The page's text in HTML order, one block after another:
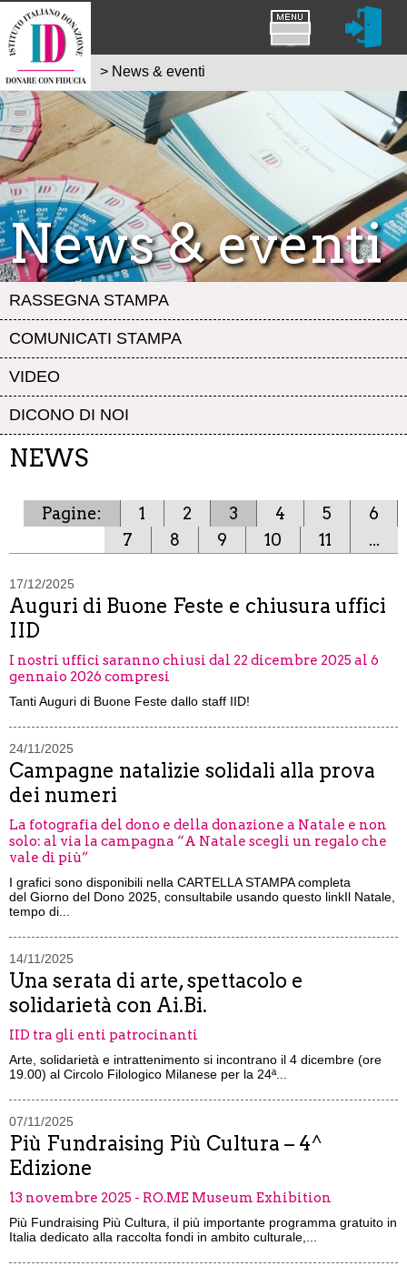
News & eventi
RASSEGNA STAMPA
COMUNICATI STAMPA
VIDEO
DICONO DI NOI
> News & eventi
NEWS
Pagine: 1 2 3 4 5
6
7
8 9 10 11 ...
17/12/2025
Auguri di Buone Feste e chiusura uffici
IID
I nostri uffici saranno chiusi dal 22 dicembre 2025 al 6
gennaio 2026 compresi
Tanti Auguri di Buone Feste dallo staff IID!
24/11/2025
Campagne natalizie solidali alla prova
dei numeri
La fotografia del dono e della donazione a Natale e non
solo: al via la campagna “A Natale scegli un regalo che
vale di più”
I grafici sono disponibili nella CARTELLA STAMPA completa
del Giorno del Dono 2025, consultabile usando questo linkIl Natale,
tempo di...
14/11/2025
Una serata di arte, spettacolo e
solidarietà con Ai.Bi.
IID tra gli enti patrocinanti
Arte, solidarietà e intrattenimento si incontrano il 4 dicembre (ore
19.00) al Circolo Filologico Milanese per la 24ª...
07/11/2025
Più Fundraising Più Cultura – 4^
Edizione
13 novembre 2025 - RO.ME Museum Exhibition
Più Fundraising Più Cultura, il più importante programma gratuito in
Italia dedicato alla raccolta fondi in ambito culturale,...